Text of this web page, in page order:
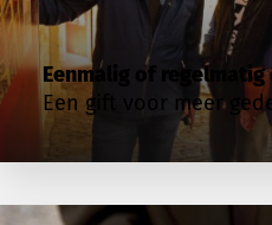
Eenmalig of regelmatig
Een gift voor meer